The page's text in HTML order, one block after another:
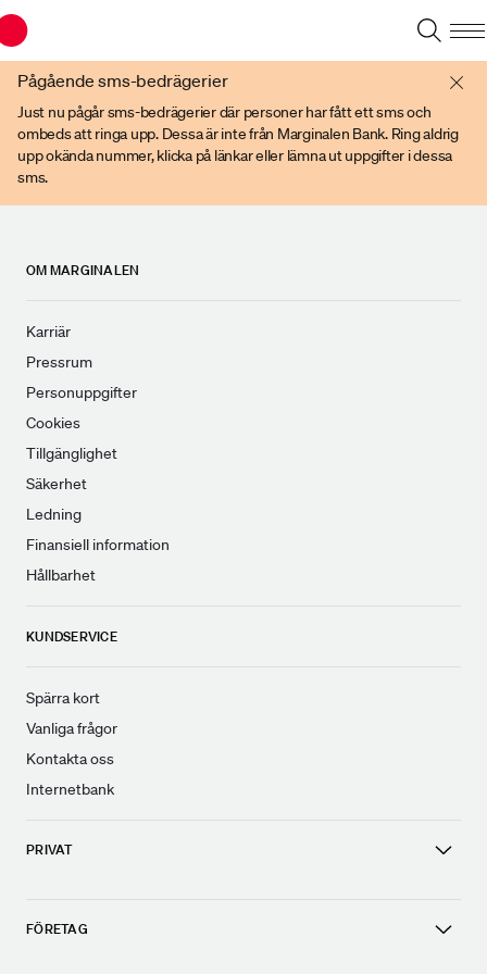
Pågående sms-bedrägerier
Just nu pågår sms-bedrägerier där personer har fått ett sms och
ombeds att ringa upp. Dessa är inte från Marginalen Bank. Ring aldrig
upp okända nummer, klicka på länkar eller lämna ut uppgifter i dessa
sms.
OM MARGINALEN
Karriär
Pressrum
Personuppgifter
Cookies
Tillgänglighet
Säkerhet
Ledning
Finansiell information
Hållbarhet
KUNDSERVICE
Spärra kort
Vanliga frågor
Kontakta oss
Internetbank
PRIVAT
FÖRETAG
Du har en gammal webbläsare. Vänligen använd senare versioner av t ex